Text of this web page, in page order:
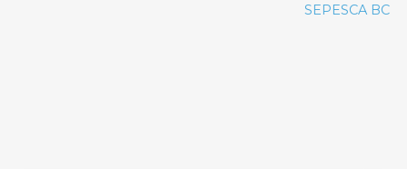
SEPESCA BC